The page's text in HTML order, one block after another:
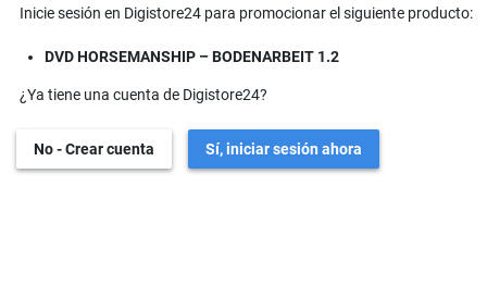
Inicie sesión en Digistore24 para promocionar el siguiente producto:
DVD HORSEMANSHIP – BODENARBEIT 1.2
¿Ya tiene una cuenta de Digistore24?
No - Crear cuenta Sí, iniciar sesión ahora